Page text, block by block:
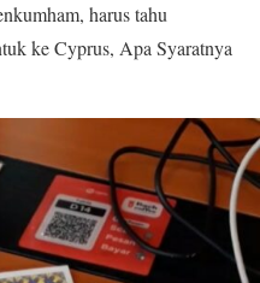
harus tahu
ke Cyprus, Apa Syaratnya